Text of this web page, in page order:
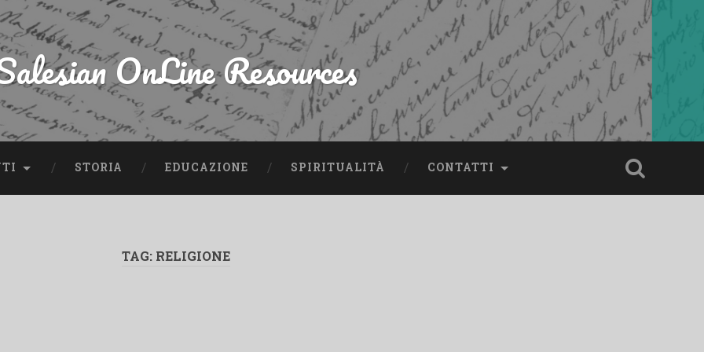
OnLine Resources
STORIA EDUCAZIONE SPIRITUALITÀ CONTATTI
TAG: RELIGIONE